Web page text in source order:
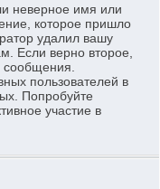
неверное имя или
которое пришло
удалил вашу
Если верно второе,
пользователей в
Попробуйте
участие в